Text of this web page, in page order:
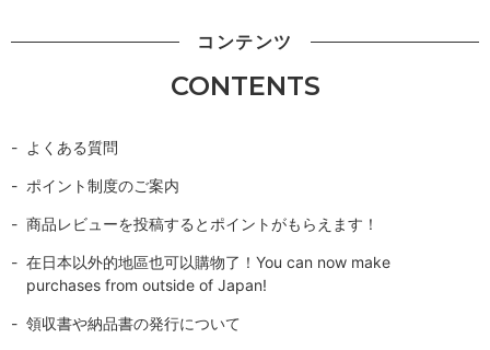
コンテンツ
CONTENTS
よくある質問
ポイント制度のご案内
商品レビューを投稿するとポイントがもらえます！
在日本以外的地區也可以購物了！You can now make
purchases from outside of Japan!
領収書や納品書の発行について